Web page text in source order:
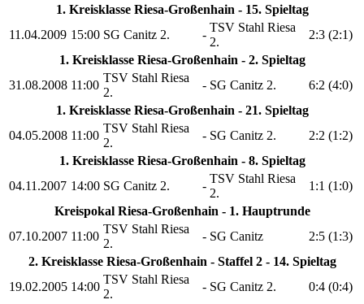
1. Kreisklasse Riesa-Großenhain - 15. Spieltag
11.04.2009 15:00 SG Canitz 2. -
TSV Stahl Riesa
2.
2:3 (2:1)
1. Kreisklasse Riesa-Großenhain - 2. Spieltag
31.08.2008 11:00
TSV Stahl Riesa
2.
- SG Canitz 2.
6:2 (4:0)
1. Kreisklasse Riesa-Großenhain - 21. Spieltag
04.05.2008 11:00
TSV Stahl Riesa
2.
- SG Canitz 2.
2:2 (1:2)
1. Kreisklasse Riesa-Großenhain - 8. Spieltag
04.11.2007 14:00 SG Canitz 2. -
TSV Stahl Riesa
2.
1:1 (1:0)
Kreispokal Riesa-Großenhain - 1. Hauptrunde
07.10.2007 11:00
TSV Stahl Riesa
2.
- SG Canitz
2:5 (1:3)
2. Kreisklasse Riesa-Großenhain - Staffel 2 - 14. Spieltag
19.02.2005 14:00
TSV Stahl Riesa
2.
- SG Canitz 2.
0:4 (0:4)